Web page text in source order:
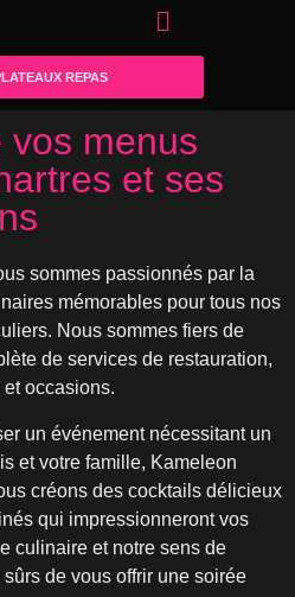
REPAS
vos menus
et ses
sommes passionnés par la
mémorables pour tous nos
Nous sommes fiers de
de services de restauration,
occasions.
un événement nécessitant un
et votre famille, Kameleon
créons des cocktails délicieux
qui impressionneront vos
culinaire et notre sens de
sûrs de vous offrir une soirée